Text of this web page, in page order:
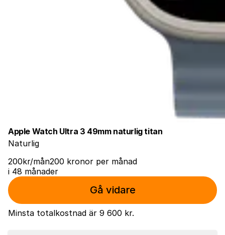
Apple Watch Ultra 3 49mm naturlig titan
Naturlig
200kr/mån200 kronor per månad
i 48 månader
Gå vidare
Minsta totalkostnad är 9 600 kr.